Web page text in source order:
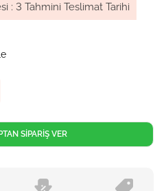
: 3 Tahmini Teslimat Tarihi
SİPARİŞ VER